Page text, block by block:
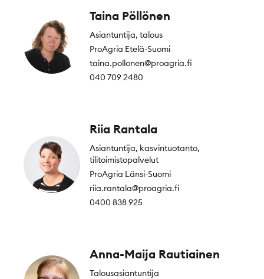
Taina Pöllönen
Asiantuntija, talous
ProAgria Etelä-Suomi
taina.pollonen@proagria.fi
040 709 2480
Riia Rantala
Asiantuntija, kasvintuotanto,
tilitoimistopalvelut
ProAgria Länsi-Suomi
riia.rantala@proagria.fi
0400 838 925
Anna-Maija Rautiainen
Talousasiantuntija